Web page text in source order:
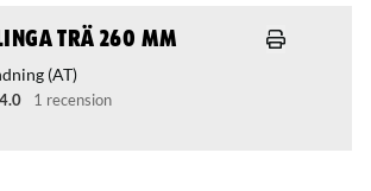
trä 260 mm
(AT)
4.0 1 recension